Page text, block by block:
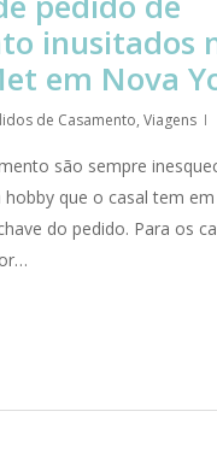
inusitados
em Nova
de Casamento, Viagens
são sempre
que o casal tem
do pedido. Para os